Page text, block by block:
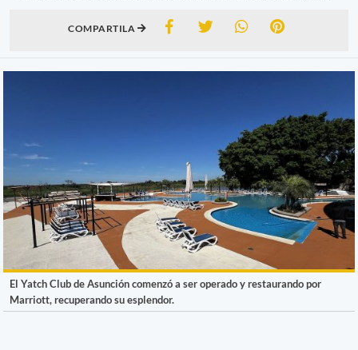
COMPARTILA
El Yatch Club de Asunción comenzó a ser operado y restaurando por
Marriott, recuperando su esplendor.